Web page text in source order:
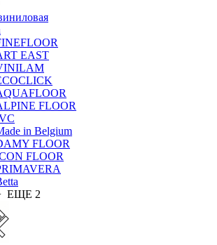
EAST
FLOOR
in Belgium
FLOOR
FLOOR
ЕЩЕ 2